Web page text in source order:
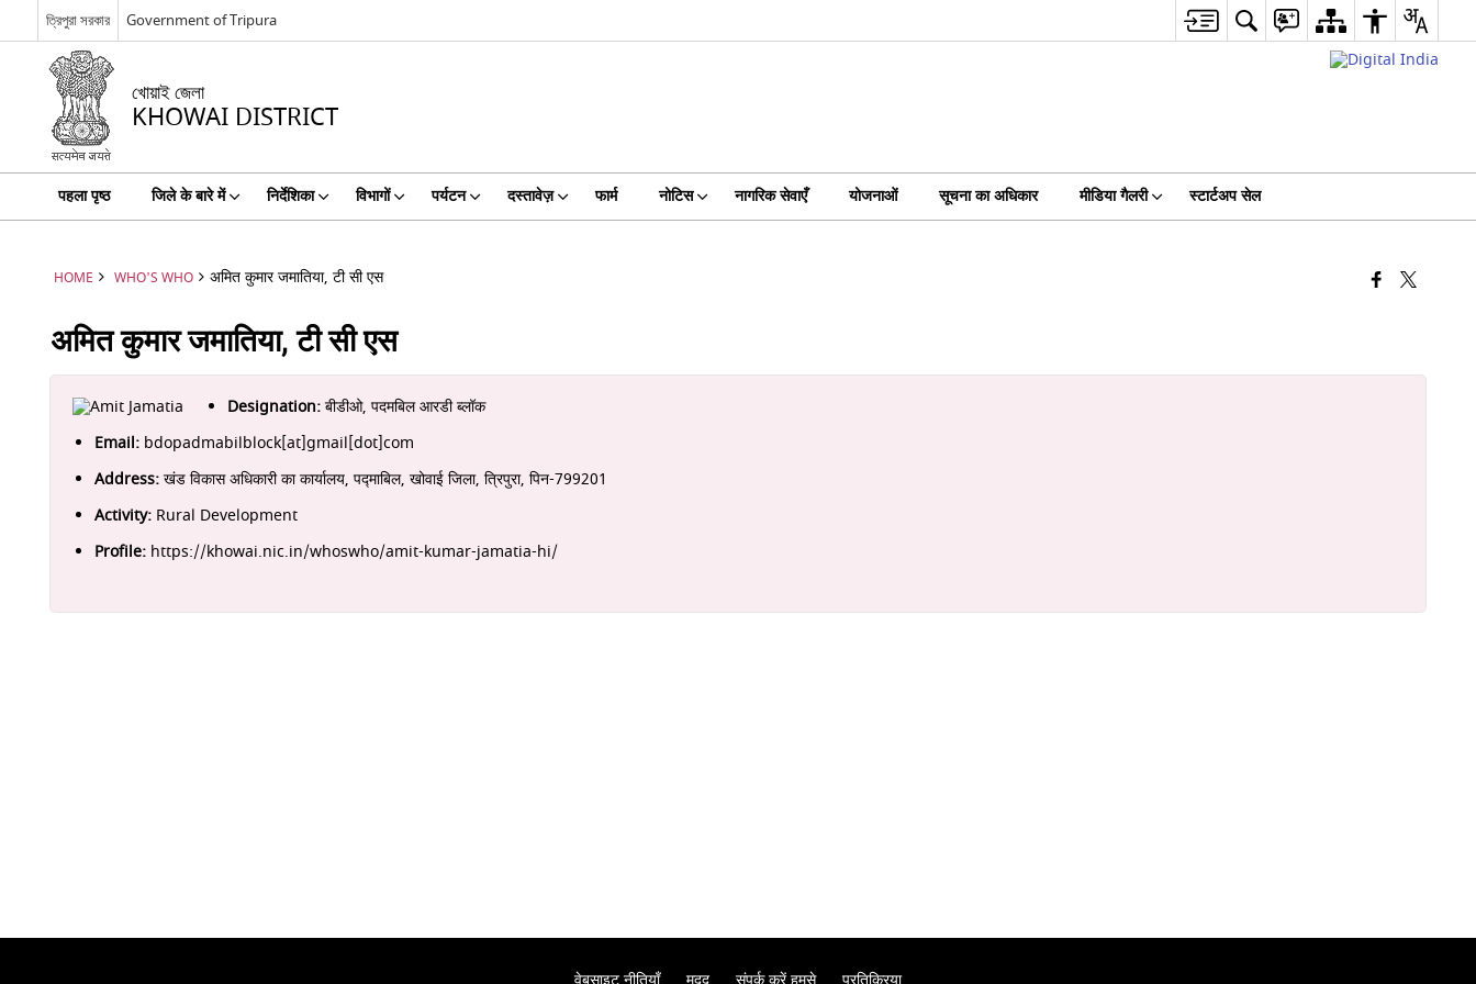
ত্রিপুরা সরকার Government of Tripura
খোয়াই জেলা
KHOWAI DISTRICT
पहला पृष्ठ जिले के बारे में निर्देशिका विभागों पर्यटन दस्तावेज़ फार्म नोटिस नागरिक सेवाएँ योजनाओं सूचना का अधिकार मीडिया गैलरी स्टार्टअप सेल
HOME WHO'S WHO अमित कुमार जमातिया, टी सी एस
अमित कुमार जमातिया, टी सी एस
Designation: बीडीओ, पदमबिल आरडी ब्लॉक
Email: bdopadmabilblock[at]gmail[dot]com
Address: खंड विकास अधिकारी का कार्यालय, पद्माबिल, खोवाई जिला, त्रिपुरा, पिन-799201
Activity: Rural Development
Profile: https://khowai.nic.in/whoswho/amit-kumar-jamatia-hi/